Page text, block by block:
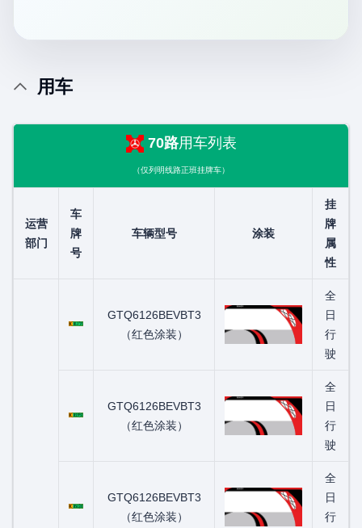
用车
70路用车列表
（仅列明线路正班挂牌车）
运营
部门
车
牌
号
车辆型号 涂装
挂
牌
属
性
粤C01272D
GTQ6126BEVBT3
（红色涂装）
全
日
行
驶
粤C03393D
GTQ6126BEVBT3
（红色涂装）
全
日
行
驶
粤C05630D
GTQ6126BEVBT3
（红色涂装）
全
日
行